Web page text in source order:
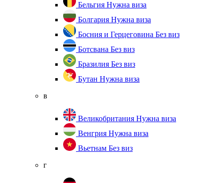
Бельгия Нужна виза
Болгария Нужна виза
Босния и Герцеговина Без виз
Ботсвана Без виз
Бразилия Без виз
Бутан Нужна виза
в
Великобритания Нужна виза
Венгрия Нужна виза
Вьетнам Без виз
г